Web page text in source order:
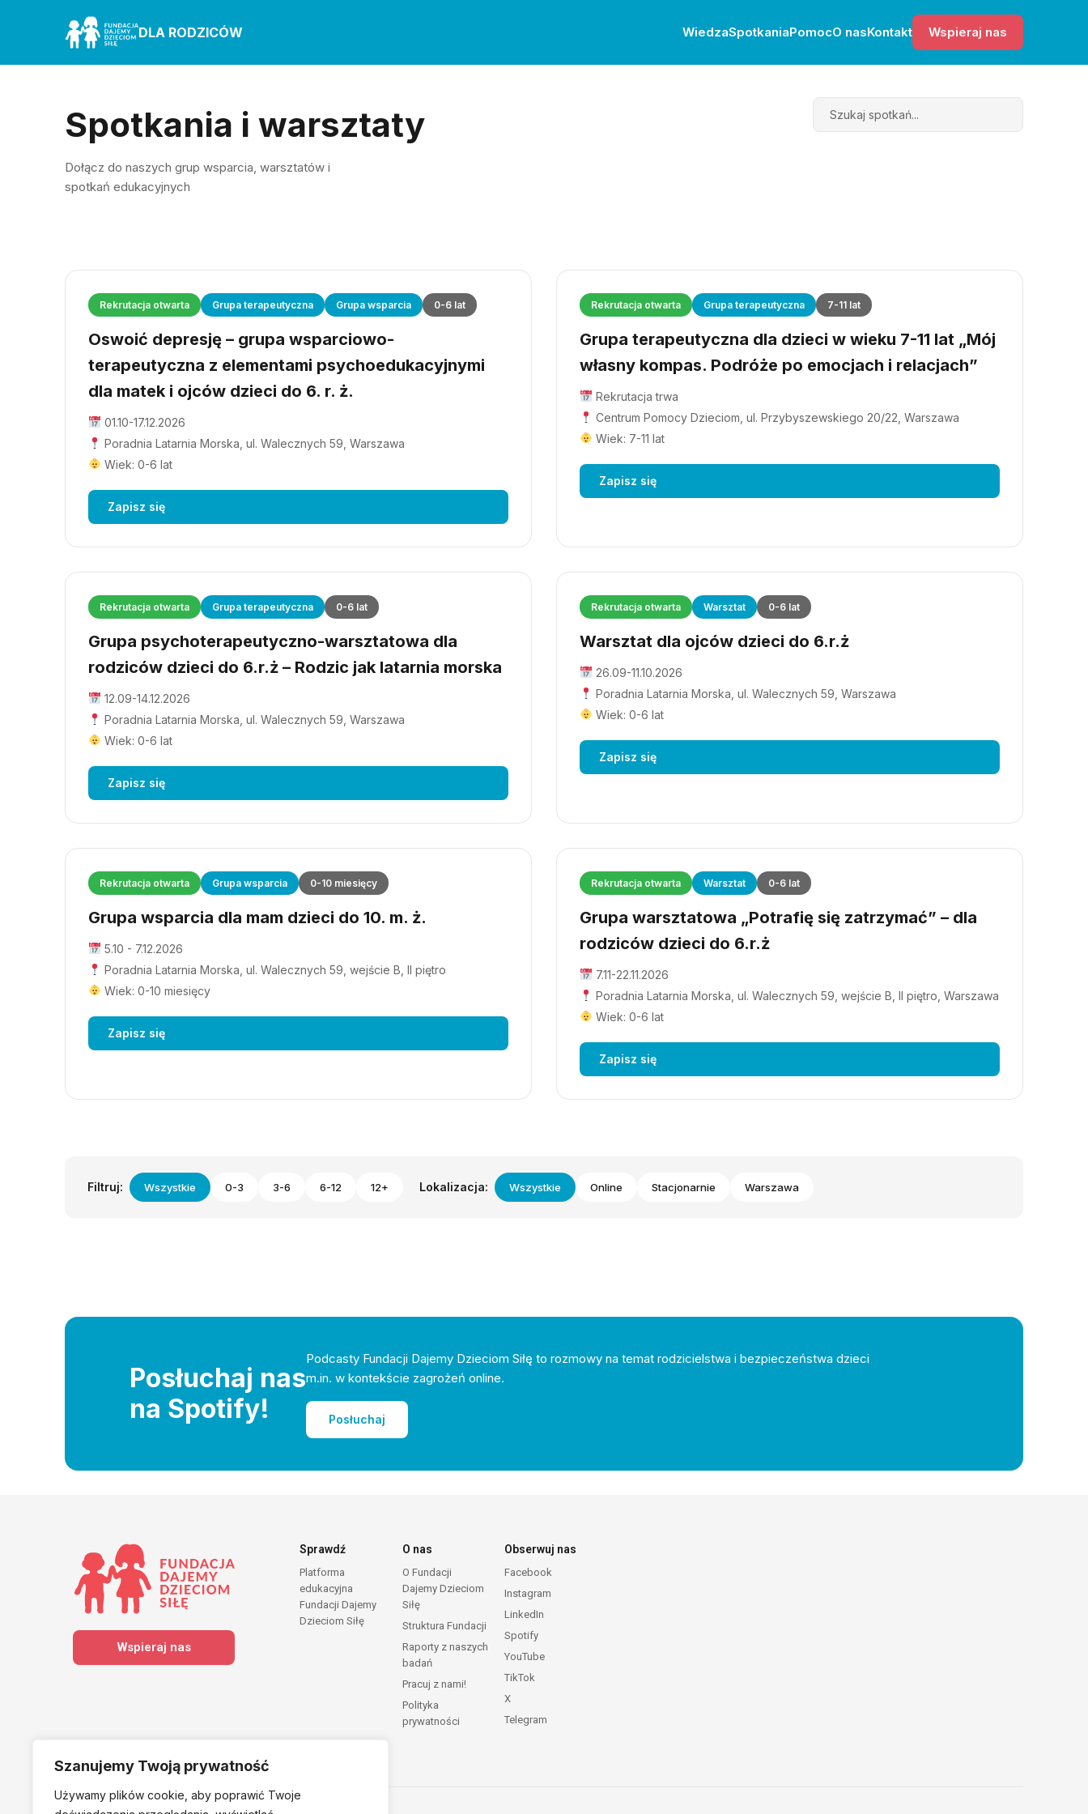
Szanujemy Twoją prywatność
Używamy plików cookie, aby poprawić Twoje
DLA RODZICÓW WiedzaSpotkaniaPomocO nasKontakt Wspieraj nas
Spotkania i warsztaty
Dołącz do naszych grup wsparcia, warsztatów i
spotkań edukacyjnych
Search
Rekrutacja otwarta Grupa terapeutyczna Grupa wsparcia 0-6 lat
Oswoić depresję – grupa wsparciowo-
terapeutyczna z elementami psychoedukacyjnymi
dla matek i ojców dzieci do 6. r. ż.
01.10-17.12.2026
Poradnia Latarnia Morska, ul. Walecznych 59, Warszawa
Wiek: 0-6 lat
Zapisz się
Rekrutacja otwarta Grupa terapeutyczna 7-11 lat
Grupa terapeutyczna dla dzieci w wieku 7-11 lat „Mój
własny kompas. Podróże po emocjach i relacjach”
Rekrutacja trwa
Centrum Pomocy Dzieciom, ul. Przybyszewskiego 20/22, Warszawa
Wiek: 7-11 lat
Zapisz się
Rekrutacja otwarta Grupa terapeutyczna 0-6 lat
Grupa psychoterapeutyczno-warsztatowa dla
rodziców dzieci do 6.r.ż – Rodzic jak latarnia morska
12.09-14.12.2026
Poradnia Latarnia Morska, ul. Walecznych 59, Warszawa
Wiek: 0-6 lat
Zapisz się
Rekrutacja otwarta Warsztat 0-6 lat
Warsztat dla ojców dzieci do 6.r.ż
26.09-11.10.2026
Poradnia Latarnia Morska, ul. Walecznych 59, Warszawa
Wiek: 0-6 lat
Zapisz się
Rekrutacja otwarta Grupa wsparcia 0-10 miesięcy
Grupa wsparcia dla mam dzieci do 10. m. ż.
5.10 - 7.12.2026
Poradnia Latarnia Morska, ul. Walecznych 59, wejście B, II piętro
Wiek: 0-10 miesięcy
Zapisz się
Rekrutacja otwarta Warsztat 0-6 lat
Grupa warsztatowa „Potrafię się zatrzymać” – dla
rodziców dzieci do 6.r.ż
7.11-22.11.2026
Poradnia Latarnia Morska, ul. Walecznych 59, wejście B, II piętro, Warszawa
Wiek: 0-6 lat
Zapisz się
Filtruj: Wszystkie 0-3 3-6 6-12 12+ Lokalizacja: Wszystkie Online Stacjonarnie Warszawa
Posłuchaj nas
na Spotify!
Podcasty Fundacji Dajemy Dzieciom Siłę to rozmowy na temat rodzicielstwa i bezpieczeństwa dzieci
m.in. w kontekście zagrożeń online.
Posłuchaj
Wspieraj nas
Sprawdź
Platforma
edukacyjna
Fundacji Dajemy
Dzieciom Siłę
O nas
O Fundacji
Dajemy Dzieciom
Siłę
Struktura Fundacji
Raporty z naszych
badań
Pracuj z nami!
Polityka
prywatności
Obserwuj nas
Facebook
Instagram
LinkedIn
Spotify
YouTube
TikTok
X
Telegram
Należymy do